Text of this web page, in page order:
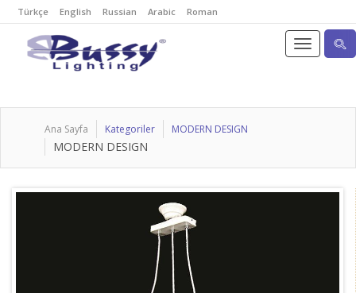
Türkçe English Russian Arabic Roman
Ana Sayfa Kategoriler MODERN DESIGN
MODERN DESIGN